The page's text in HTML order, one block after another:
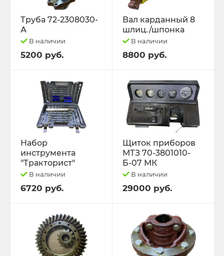
Труба 72-2308030-
А
В наличии
5200 руб.
Вал карданный 8
шлиц./шпонка
В наличии
8800 руб.
Набор
инструмента
"Тракторист"
В наличии
6720 руб.
Щиток приборов
МТЗ 70-3801010-
Б-07 МК
В наличии
29000 руб.